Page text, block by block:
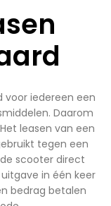
voor iedereen een
Daarom
leasen van een
tegen een
scooter direct
in één keer
bedrag betalen